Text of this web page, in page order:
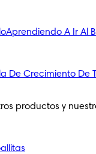
Aprendiendo A Ir Al
De Crecimiento De
productos y